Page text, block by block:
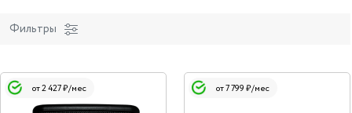
Фильтры
от 2 427 ₽/мес от 7 799 ₽/мес